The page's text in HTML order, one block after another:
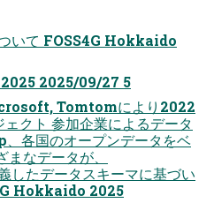
いて FOSS4G Hokkaido
2025/09/27 5
Tomtomにより2022
クト 参加企業によるデータ
各国のオープンデータをベ
なデータが、
たデータスキーマに基づい
Hokkaido 2025